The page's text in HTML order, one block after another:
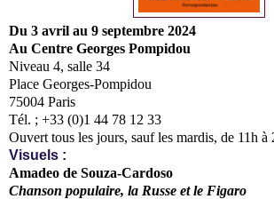
Du 3 avril au 9 septembre 2024
Au Centre Georges Pompidou
Niveau 4, salle 34
Place Georges-Pompidou
75004 Paris
Tél. ; +33 (0)1 44 78 12 33
Ouvert tous les jours, sauf les mardis, de 11h à
Visuels :
Amadeo de Souza-Cardoso
Chanson populaire, la Russe et le Figaro